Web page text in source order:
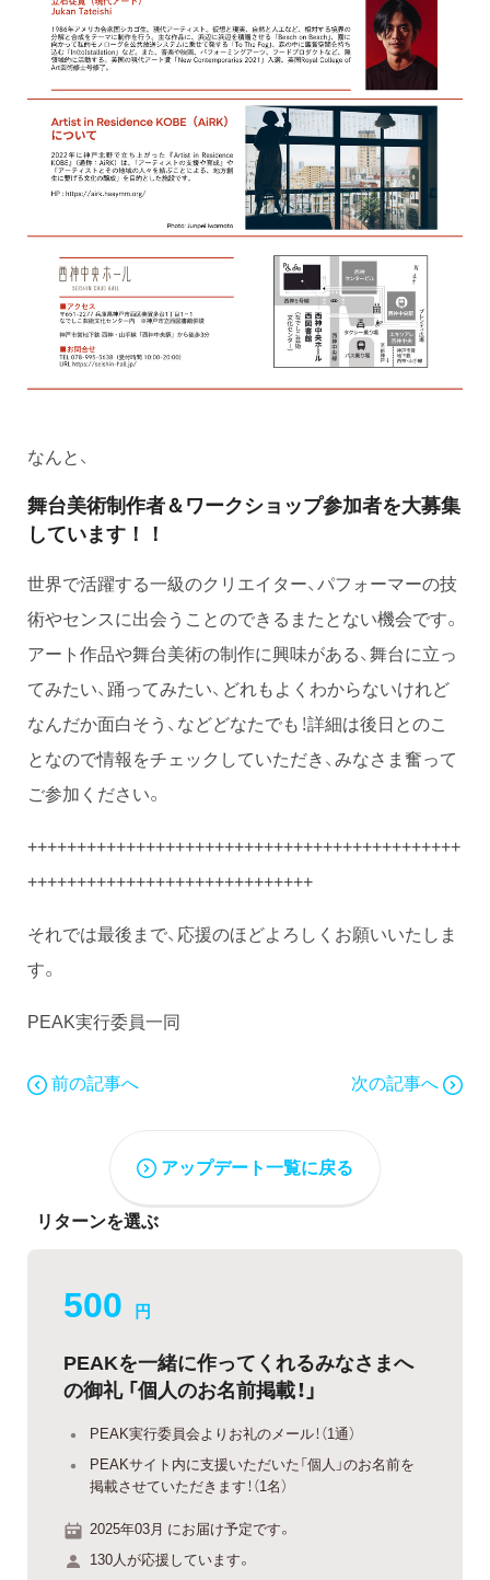
なんと、
舞台美術制作者＆ワークショップ参加者を大募集
しています！！
世界で活躍する一級のクリエイター、パフォーマーの技
術やセンスに出会うことのできるまたとない機会です。
アート作品や舞台美術の制作に興味がある、舞台に立っ
てみたい、踊ってみたい、どれもよくわからないけれど
なんだか面白そう、などどなたでも！詳細は後日とのこ
となので情報をチェックしていただき、みなさま奮って
ご参加ください。
++++++++++++++++++++++++++++++++++++++++++++
+++++++++++++++++++++++++++++
それでは最後まで、応援のほどよろしくお願いいたしま
す。
PEAK実行委員一同
前の記事へ 次の記事へ
アップデート一覧に戻る
リターンを選ぶ
500 円
PEAKを一緒に作ってくれるみなさまへ
の御礼 「個人のお名前掲載！」
PEAK実行委員会よりお礼のメール！（1通）
PEAKサイト内に支援いただいた「個人」のお名前を
掲載させていただきます！（1名）
2025年03月 にお届け予定です。
130人が応援しています。